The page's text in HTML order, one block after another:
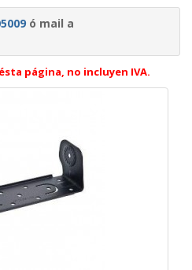
ó mail a
página, no incluyen IVA.